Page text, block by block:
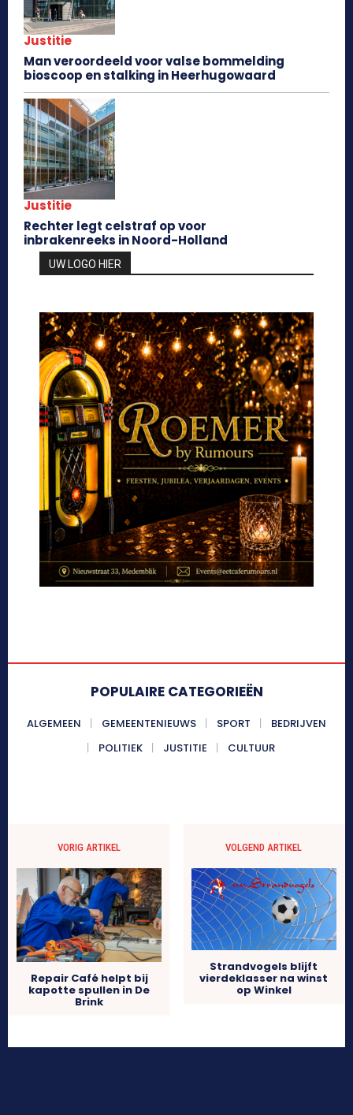
Justitie
Man veroordeeld voor valse bommelding
bioscoop en stalking in Heerhugowaard
Justitie
Rechter legt celstraf op voor
inbrakenreeks in Noord-Holland
UW LOGO HIER
POPULAIRE CATEGORIEËN
ALGEMEEN GEMEENTENIEUWS SPORT
BEDRIJVEN
POLITIEK
JUSTITIE CULTUUR
VORIG ARTIKEL
Repair Café helpt bij
kapotte spullen in De
Brink
VOLGEND ARTIKEL
Strandvogels blijft
vierdeklasser na winst
op Winkel